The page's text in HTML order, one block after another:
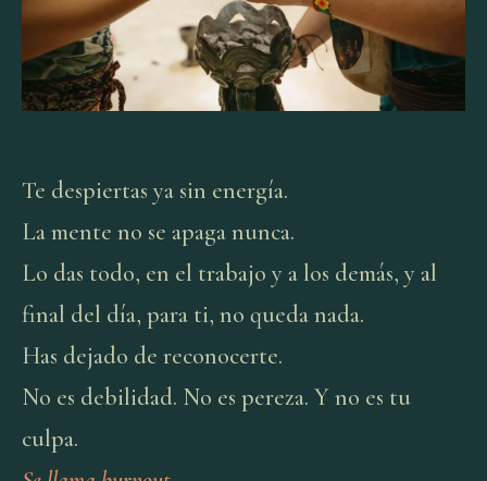
Te despiertas ya sin energía.
La mente no se apaga nunca.
Lo das todo, en el trabajo y a los demás, y al
final del día, para ti, no queda nada.
Has dejado de reconocerte.
No es debilidad. No es pereza. Y no es tu
culpa.